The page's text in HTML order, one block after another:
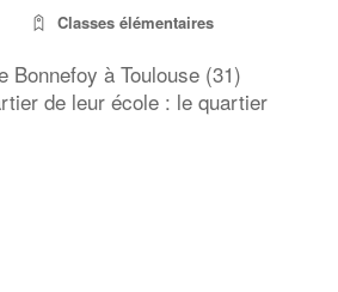
Classes élémentaires
Bonnefoy à Toulouse (31)
de leur école : le quartier